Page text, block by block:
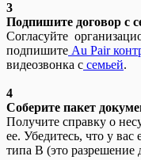
3
Подпишите договор с
Согласуйте
подпишите Au Pair
видеозвонка с семьей.
4
Соберите пакет
Получите справку о
ее. Убедитесь, что у вас
типа B (это